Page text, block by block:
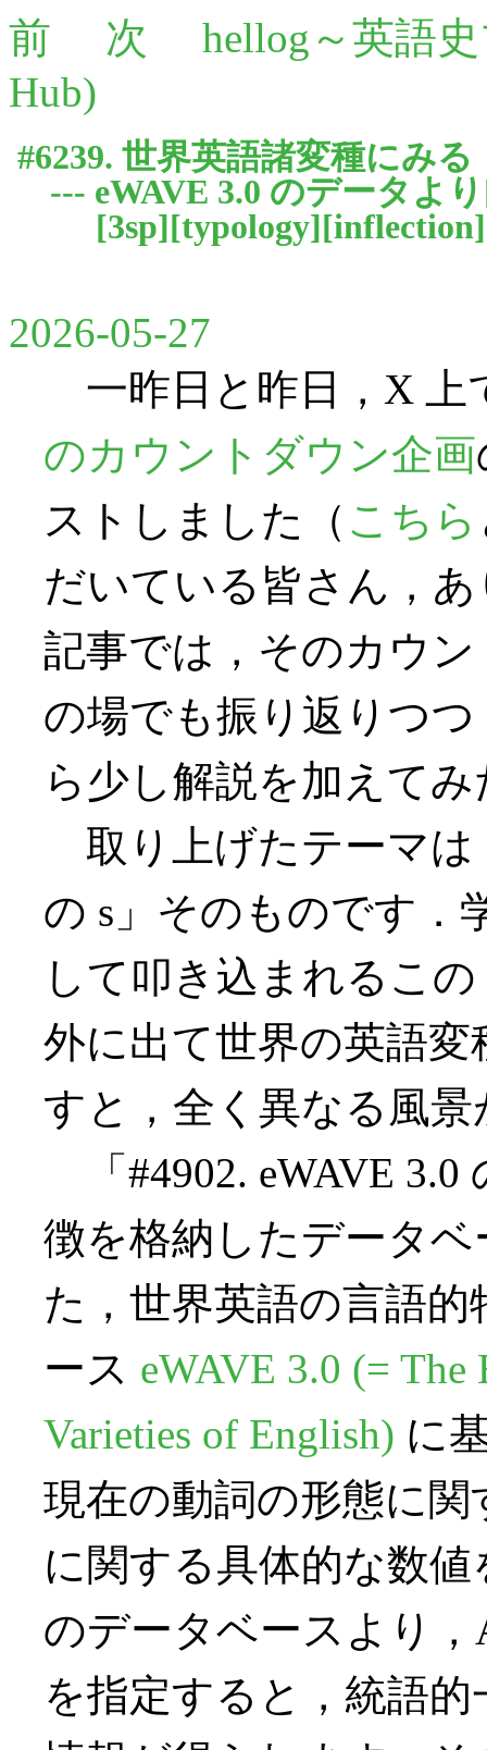
前 次
hellog～英語
Hub)
#6239. 世界英語諸変種にみ
--- eWAVE 3.0 のデータよ
[3sp][typology][inflection
2026-05-27
一昨日と昨日，X 上
のカウントダウン企画
ストしました（ こちら
だいている皆さん，
記事では，そのカウ
の場でも振り返りつ
ら少し解説を加えて
取り上げたテーマは
の s」そのものです．
して叩き込まれるこ
外に出て世界の英語変
すと，全く異なる風
「#4902. eWAVE 3.0
徴を格納したデータベ
た，世界英語の言語
ース eWAVE 3.0 (=
Varieties of English) に
現在の動詞の形態に
に関する具体的な数
のデータベースより
を指定すると，統語